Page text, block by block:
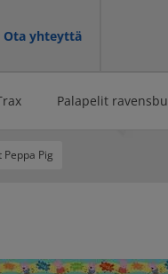
Palapelit
Ota yhteyttä
Pig